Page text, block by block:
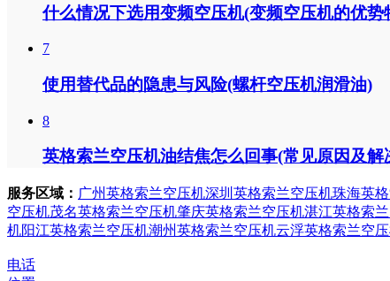
什么情况下选用变频空压机(变频空压机的优势
7
使用替代品的隐患与风险(螺杆空压机润滑油)
8
英格索兰空压机油结焦怎么回事(常见原因及解
服务区域： 广州英格索兰空压机深圳英格索兰空压机珠海英
空压机茂名英格索兰空压机肇庆英格索兰空压机湛江英格索
机阳江英格索兰空压机潮州英格索兰空压机云浮英格索兰空
电话